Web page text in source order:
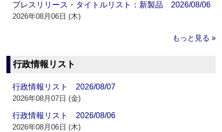
プレスリリース・タイトルリスト：新製品 2026/08/06
2026年08月06日 (木)
もっと見る »
行政情報リスト
行政情報リスト 2026/08/07
2026年08月07日 (金)
行政情報リスト 2026/08/06
2026年08月06日 (木)